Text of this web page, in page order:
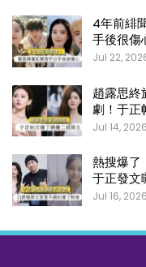
4年前緋
手後很傷
Jul 22,
趙露思終
劇！于正
Jul 14, 2026
熱搜爆了
于正發文
Jul 16, 2026